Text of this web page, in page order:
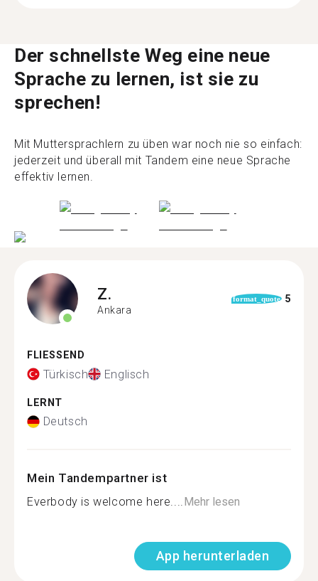
Der schnellste Weg eine neue
Sprache zu lernen, ist sie zu
sprechen!
Mit Muttersprachlern zu üben war noch nie so einfach:
jederzeit und überall mit Tandem eine neue Sprache
effektiv lernen.
Z.
Ankara
format_quote 5
FLIESSEND
Türkisch Englisch
LERNT
Deutsch
Mein Tandempartner ist
Everbody is welcome here....Mehr lesen
App herunterladen